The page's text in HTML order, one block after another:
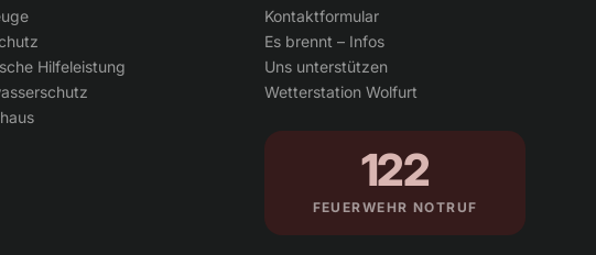
Hilfeleistung
Kontaktformular
Es brennt – Infos
Uns unterstützen
Wetterstation Wolfurt
122
FEUERWEHR NOTRUF